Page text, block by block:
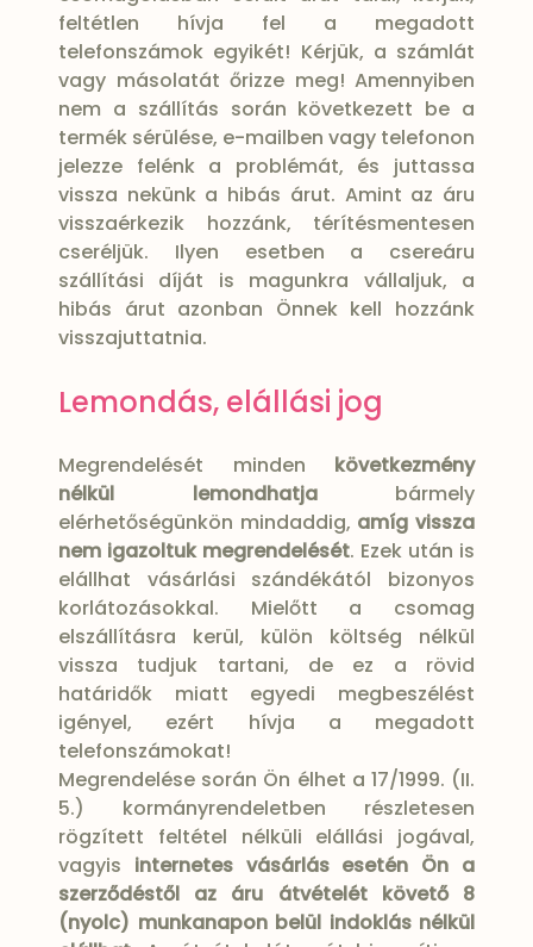
feltétlen hívja fel a megadott
telefonszámok egyikét! Kérjük, a számlát
vagy másolatát őrizze meg! Amennyiben
nem a szállítás során következett be a
termék sérülése, e-mailben vagy telefonon
jelezze felénk a problémát, és juttassa
vissza nekünk a hibás árut. Amint az áru
visszaérkezik hozzánk, térítésmentesen
cseréljük. Ilyen esetben a csereáru
szállítási díját is magunkra vállaljuk, a
hibás árut azonban Önnek kell hozzánk
visszajuttatnia.
Lemondás, elállási jog
Megrendelését minden következmény
nélkül lemondhatjabármely
elérhetőségünkön mindaddig, amíg vissza
nem igazoltuk megrendelését. Ezek után is
elállhat vásárlási szándékától bizonyos
korlátozásokkal. Mielőtt a csomag
elszállításra kerül, külön költség nélkül
vissza tudjuk tartani, de ez a rövid
határidők miatt egyedi megbeszélést
igényel, ezért hívja a megadott
telefonszámokat!
Megrendelése során Ön élhet a 17/1999. (II.
5.) kormányrendeletben részletesen
rögzített feltétel nélküli elállási jogával,
vagyis internetes vásárlás esetén Ön a
szerződéstől az áru átvételét követő 8
(nyolc) munkanapon belül indoklás nélkül